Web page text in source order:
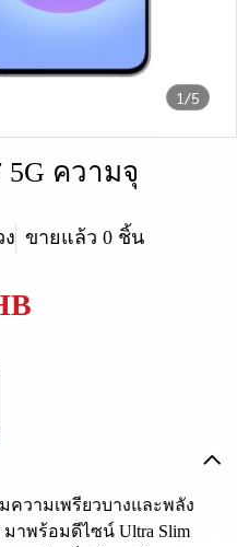
1/5
5G ความจุ
ขายแล้ว 0 ชิ้น
ความเพรียวบางและพลัง
าพร้อมดีไซน์ Ultra Slim